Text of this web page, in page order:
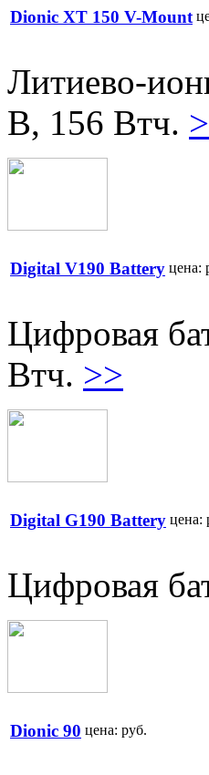
Dionic XT 150 V-Mount
Литиево-
В, 156 Втч.
Digital V190 Battery цена:
Цифровая
Втч. >>
Digital G190 Battery цена:
Цифровая
Dionic 90 цена: руб.